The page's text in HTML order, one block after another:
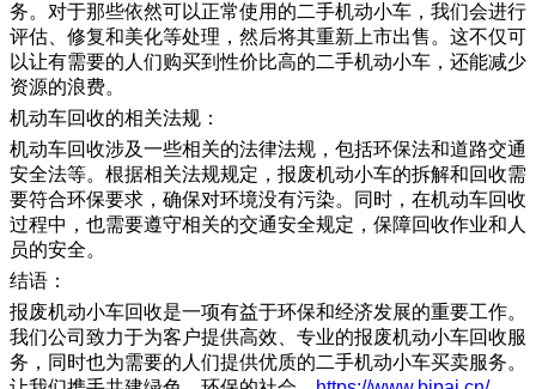
务。对于那些依然可以正常使用的二手机动小车，我们会进行
评估、修复和美化等处理，然后将其重新上市出售。这不仅可
以让有需要的人们购买到性价比高的二手机动小车，还能减少
资源的浪费。
机动车回收的相关法规：
机动车回收涉及一些相关的法律法规，包括环保法和道路交通
安全法等。根据相关法规规定，报废机动小车的拆解和回收需
要符合环保要求，确保对环境没有污染。同时，在机动车回收
过程中，也需要遵守相关的交通安全规定，保障回收作业和人
员的安全。
结语：
报废机动小车回收是一项有益于环保和经济发展的重要工作。
我们公司致力于为客户提供高效、专业的报废机动小车回收服
务，同时也为需要的人们提供优质的二手机动小车买卖服务。